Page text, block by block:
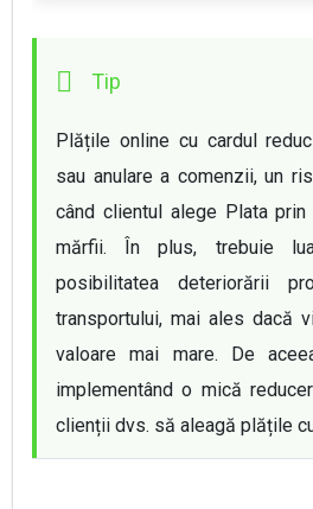
Plățile online cu cardul
sau anulare a comenzii, un
când clientul alege Plata
mărfii. În plus, trebuie
posibilitatea deteriorării
transportului, mai ales dacă
valoare mai mare. De
implementând o mică
clienții dvs. să aleagă plățile